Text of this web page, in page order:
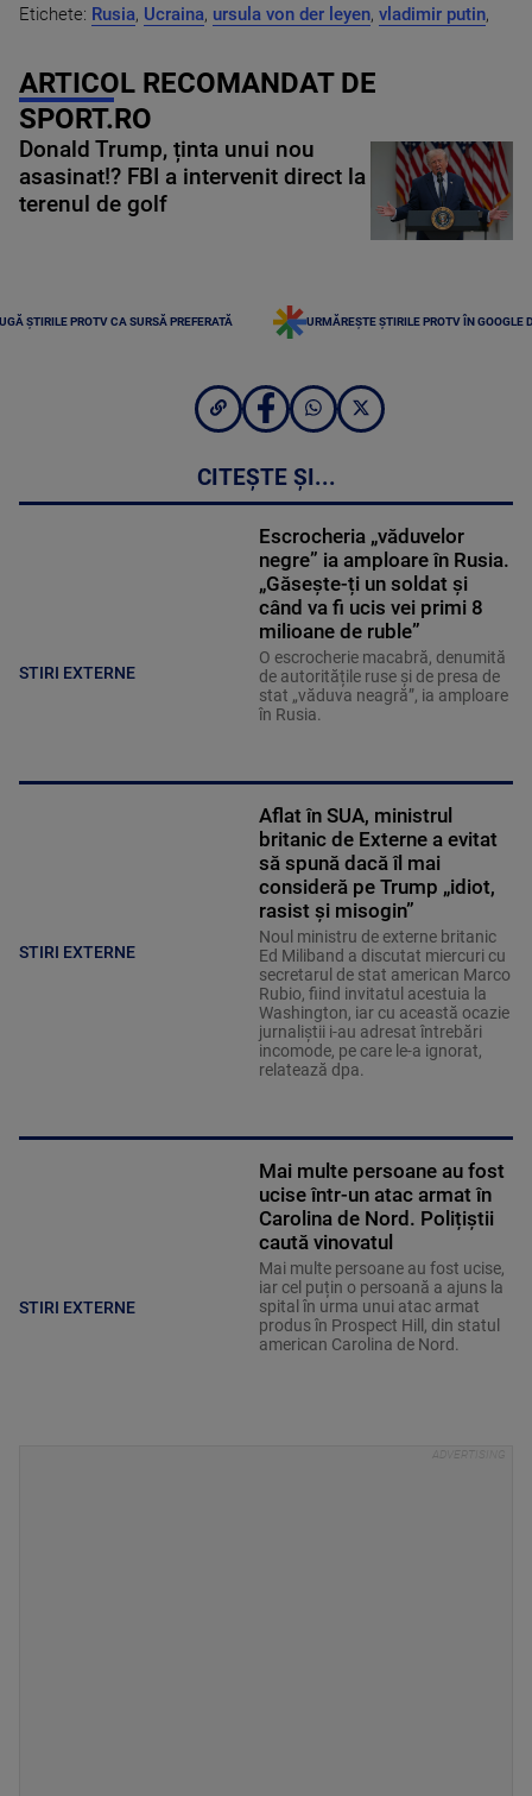
Etichete: Rusia, Ucraina, ursula von der leyen, vladimir putin,
ARTICOL RECOMANDAT DE
SPORT.RO
Donald Trump, ținta unui nou
asasinat!? FBI a intervenit direct la
terenul de golf
ȘTIRILE PROTV CA SURSĂ PREFERATĂ URMĂREȘTE ȘTIRILE PROTV ÎN GOOGLE
CITEȘTE ȘI...
STIRI EXTERNE
Escrocheria „văduvelor
negre” ia amploare în Rusia.
„Găsește-ți un soldat și
când va fi ucis vei primi 8
milioane de ruble”
O escrocherie macabră, denumită
de autoritățile ruse și de presa de
stat „văduva neagră”, ia amploare
în Rusia.
STIRI EXTERNE
Aflat în SUA, ministrul
britanic de Externe a evitat
să spună dacă îl mai
consideră pe Trump „idiot,
rasist și misogin”
Noul ministru de externe britanic
Ed Miliband a discutat miercuri cu
secretarul de stat american Marco
Rubio, fiind invitatul acestuia la
Washington, iar cu această ocazie
jurnaliştii i-au adresat întrebări
incomode, pe care le-a ignorat,
relatează dpa.
STIRI EXTERNE
Mai multe persoane au fost
ucise într-un atac armat în
Carolina de Nord. Polițiștii
caută vinovatul
Mai multe persoane au fost ucise,
iar cel puțin o persoană a ajuns la
spital în urma unui atac armat
produs în Prospect Hill, din statul
american Carolina de Nord.